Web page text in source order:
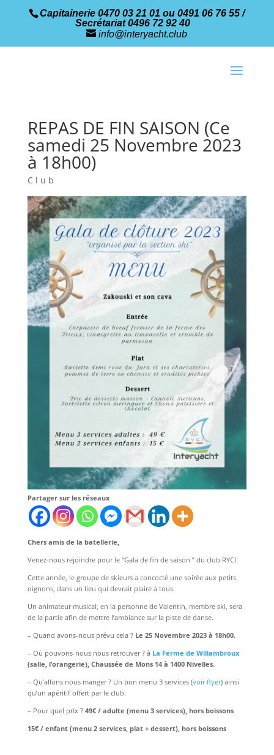
Capitainerie 0470 03 21 01 ou 0491 06 76 55 /
Secrétariat 0496 72 92 40
info@interyacht.club
REPAS DE FIN SAISON (Ce
samedi 25 Novembre 2023
à 18h00)
Club
Partager sur les réseaux
Chers amis de la batellerie,
Venez-nous rejoindre pour le “Gala de fin de saison ” du club RYCI.
Cette année, le groupe de skieurs a concocté une soirée aux petits
oignons, dans un lieu qui devrait plaire à tous.
Un animateur musical, en la personne de Valentin, membre ski, sera
de la partie afin de mettre l’ambiance sur la piste de danse.
– Quand avons-nous prévu cela ? Le 25 Novembre 2023 à 18h00.
– Où pouvons-nous nous retrouver ? àLa Ferme de Willambroux
(salle, l’orangerie), Chaussée de Mons 14 à 1400 Nivelles.
– Qu’allons nous manger ? Un bon menu 3 services (voir flyer) ainsi
qu’un apéritif offert par le club.
– Pour quel prix ? 49€ / adulte (menu 3 services), hors boissons
15€ / enfant (menu 2 services, plat + dessert), hors boissons